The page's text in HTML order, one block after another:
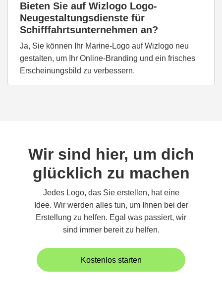
Bieten Sie auf Wizlogo Logo-
Neugestaltungsdienste für
Schifffahrtsunternehmen an?
Ja, Sie können Ihr Marine-Logo auf Wizlogo neu
gestalten, um Ihr Online-Branding und ein frisches
Erscheinungsbild zu verbessern.
Wir sind hier, um dich
glücklich zu machen
Jedes Logo, das Sie erstellen, hat eine
Idee. Wir werden alles tun, um Ihnen bei der
Erstellung zu helfen. Egal was passiert, wir
sind immer bereit zu helfen.
Kostenlos starten